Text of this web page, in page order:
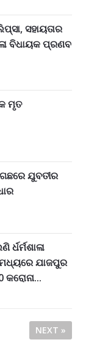
ସହାୟତାର
ବିଧାୟକ ପ୍ରଣବ
ମୃତ
ଯୁବତୀର
ଯାଜପୁର
କରୋନା...
NEXT »